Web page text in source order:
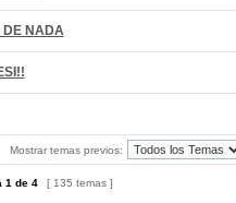
DE NADA
Mostrar temas previos:
1 de 4 [ 135 temas ]